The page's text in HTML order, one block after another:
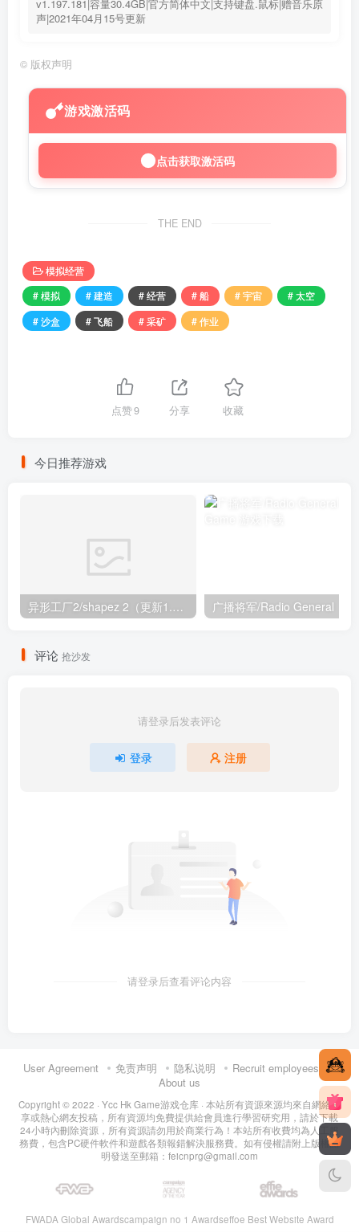
v1.197.181|容量30.4GB|官方简体中文|支持键盘.鼠标|赠音乐原
声|2021年04月15号更新
© 版权声明
游戏激活码
点击获取激活码
THE END
模拟经营
# 模拟
# 建造 # 经营 # 船 # 宇宙
# 太空
# 沙盒
# 飞船 # 采矿 # 作业
点赞9 分享 收藏
今日推荐游戏
异形工厂2/shapez 2（更新1.88版+全DLC+季票特典） 广播将军/Radio General
评论 抢沙发
请登录后发表评论
登录 注册
请登录后查看评论内容
User Agreement 免责声明 隐私说明
Recruit employees
About us
Copyright © 2022 · Ycc Hk Game游戏仓库 · 本站所有資源來源均來自網絡分
享或熱心網友投稿，所有資源均免費提供給會員進行學習研究用，請於下載
24小時內刪除資源，所有資源請勿用於商業行為！本站所有收費均為人工服
務費，包含PC硬件軟件和遊戲各類報錯解決服務費。如有侵權請附上版權證
明發送至郵箱：feicnprg@gmail.com
FWADA Global Awardscampaign no 1 Awardseffoe Best Website Award